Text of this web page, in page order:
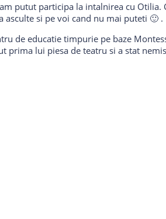
putut participa la intalnirea cu Otilia.
si pe voi cand nu mai puteti 🙂 .
de educatie timpurie pe baze
prima lui piesa de teatru si a stat